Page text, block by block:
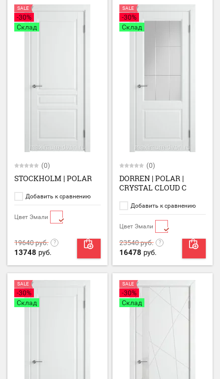
SALE
-30%
Склад
(0)
STOCKHOLM | POLAR
Добавить к сравнению
Цвет Эмали
19640руб.
13748 руб.
SALE
-30%
Склад
(0)
DORREN | POLAR |
CRYSTAL CLOUD C
Добавить к сравнению
Цвет Эмали
23540руб.
16478 руб.
SALE
-30%
Склад
SALE
-30%
Склад